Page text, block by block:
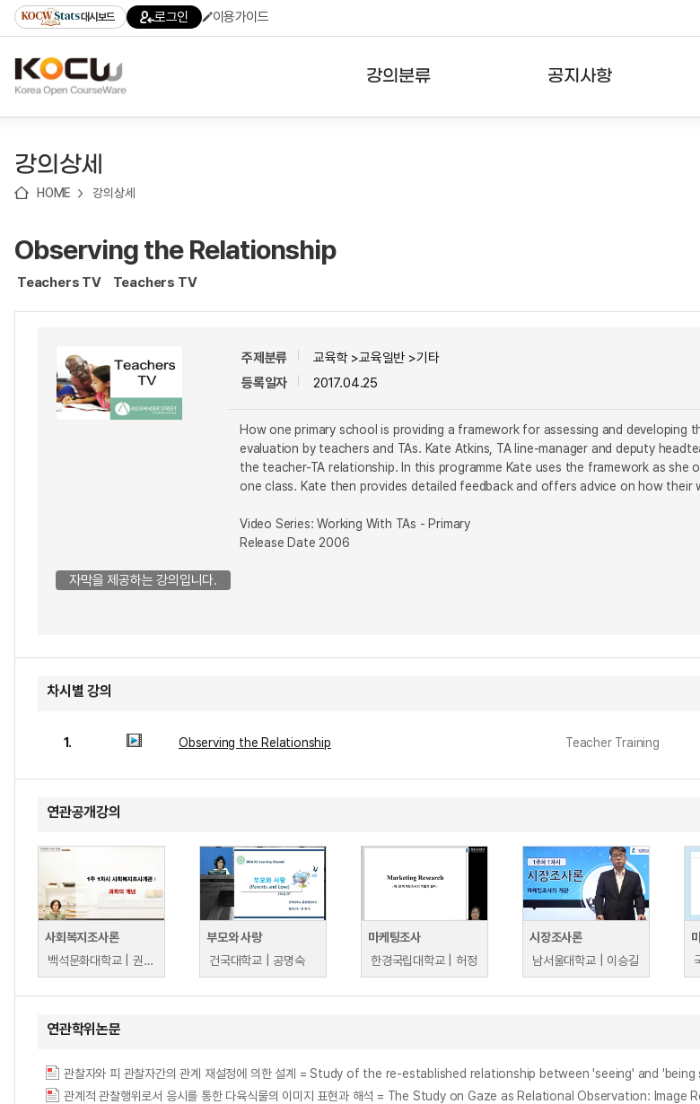
기
기
기
content)
가
대시보드 로그인 이용가이드
강의분류 공지사항
강의상세
HOME 강의상세
Observing the Relationship
Teachers TV Teachers TV
주제분류
교육학 >교육일반 >기타
등록일자
2017.04.25
How one primary school is providing a framework for assessing and
evaluation by teachers and TAs. Kate Atkins, TA line-manager and deputy
the teacher-TA relationship. In this programme Kate uses the framework as
one class. Kate then provides detailed feedback and offers advice on how
Video Series: Working With TAs - Primary
Release Date 2006
자막을 제공하는 강의입니다.
차시별 강의
1. Observing the Relationship Teacher Training
연관공개강의
사회복지조사론
백석문화대학교 | 권향임
부모와 사랑
건국대학교 | 공명숙
마케팅조사
한경국립대학교 | 허정
시장조사론
남서울대학교 | 이승길
연관학위논문
관찰자와 피 관찰자간의 관계 재설정에 의한 설계 = Study of the re-established relationship between 'seeing' and
관계적 관찰행위로서 응시를 통한 다육식물의 이미지 표현과 해석 = The Study on Gaze as Relational Observation: